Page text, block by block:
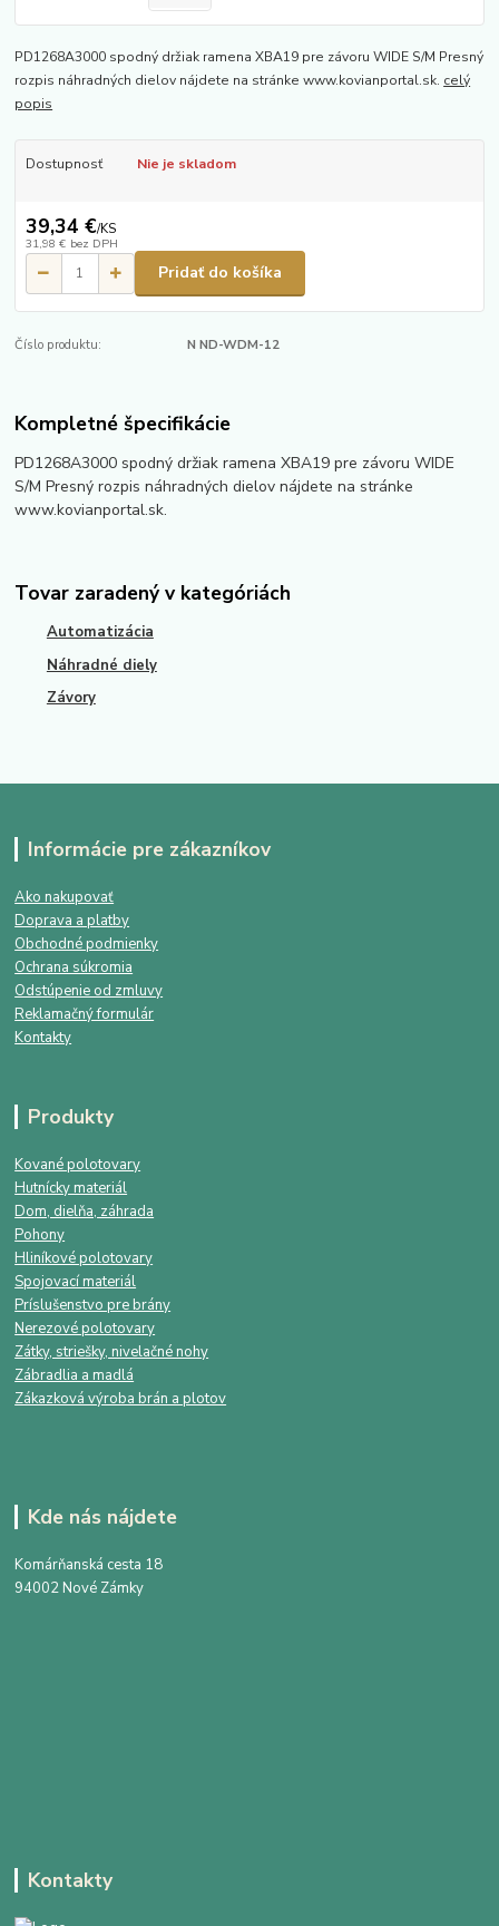
PD1268A3000 spodný držiak ramena XBA19 pre závoru WIDE S/M Presný
rozpis náhradných dielov nájdete na stránke www.kovianportal.sk. celý
popis
Dostupnosť Nie je skladom
39,34 €/KS
31,98 € bez DPH
Pridať do košíka
Číslo produktu: N ND-WDM-12
Kompletné špecifikácie
PD1268A3000 spodný držiak ramena XBA19 pre závoru WIDE
S/M Presný rozpis náhradných dielov nájdete na stránke
www.kovianportal.sk.
Tovar zaradený v kategóriách
Automatizácia
Náhradné diely
Závory
Informácie pre zákazníkov
Ako nakupovať
Doprava a platby
Obchodné podmienky
Ochrana súkromia
Odstúpenie od zmluvy
Reklamačný formulár
Kontakty
Produkty
Kované polotovary
Hutnícky materiál
Dom, dielňa, záhrada
Pohony
Hliníkové polotovary
Spojovací materiál
Príslušenstvo pre brány
Nerezové polotovary
Zátky, striešky, nivelačné nohy
Zábradlia a madlá
Zákazková výroba brán a plotov
Kde nás nájdete
Komárňanská cesta 18
94002 Nové Zámky
Kontakty